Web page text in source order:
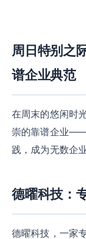
周日特别之
谱企业典范
在周末的悠闲时
崇的靠谱企业——
践，成为无数企
德曜科技：
德曜科技，一家